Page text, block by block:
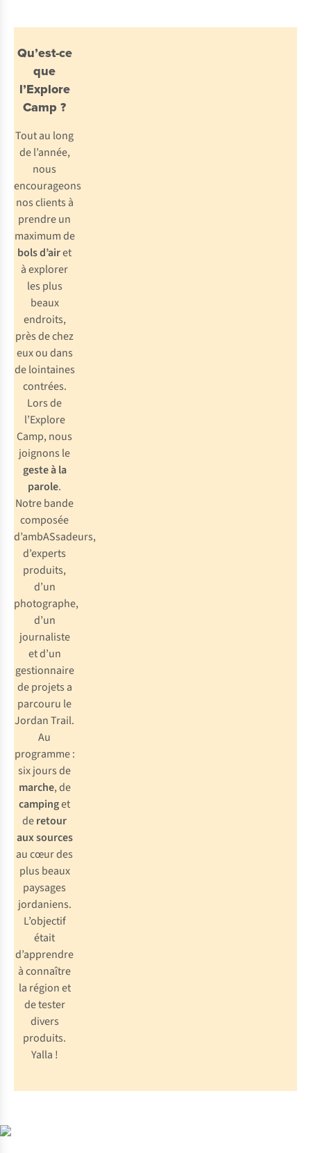
Qu’est-ce
que
l’Explore
Camp ?
Tout au long
de l’année,
nous
encourageons
nos clients à
prendre un
maximum de
bols d’airet
à explorer
les plus
beaux
endroits,
près de chez
eux ou dans
de lointaines
contrées.
Lors de
l’Explore
Camp, nous
joignons le
geste à la
parole.
Notre bande
composée
d’ambASsadeurs,
d’experts
produits,
d’un
photographe,
d’un
journaliste
et d’un
gestionnaire
de projets a
parcouru le
Jordan Trail.
Au
programme :
six jours de
marche, de
campinget
deretour
aux sources
au cœur des
plus beaux
paysages
jordaniens.
L’objectif
était
d’apprendre
à connaître
la région et
de tester
divers
produits.
Yalla !